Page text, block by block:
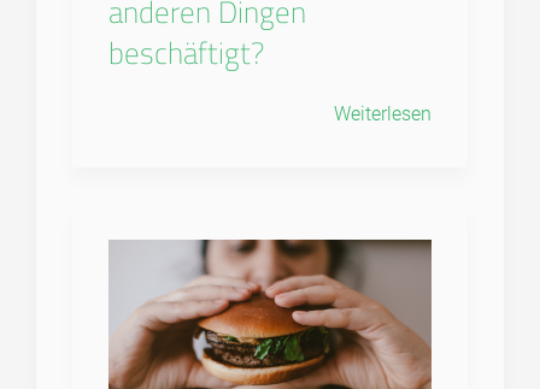
anderen Dingen
beschäftigt?
Weiterlesen